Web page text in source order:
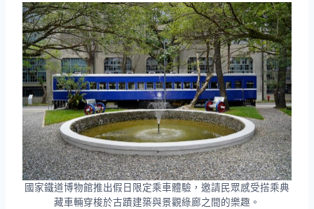
國家鐵道博物館推出假日限定乘車體驗，邀請民眾感受搭乘典
藏車輛穿梭於古蹟建築與景觀綠廊之間的樂趣。